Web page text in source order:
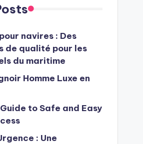
navires : Des
de qualité pour les
du maritime
Homme Luxe en
to Safe and Easy
: Une